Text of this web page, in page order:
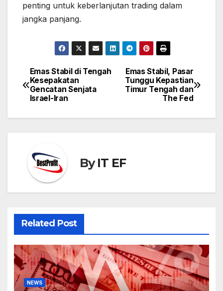
penting untuk keberlanjutan trading dalam
jangka panjang.
Post
navigation
Emas Stabil, Pasar
Tunggu Kepastian
Timur Tengah dan
The Fed
Emas Stabil di Tengah
Kesepakatan
Gencatan Senjata
Israel-Iran
ByIT EF
Related Post
NEWS